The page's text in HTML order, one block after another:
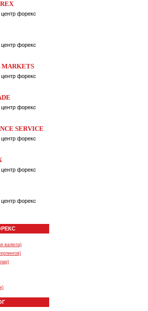
форекс
форекс
форекс
форекс
SERVICE
форекс
форекс
форекс
валюта)